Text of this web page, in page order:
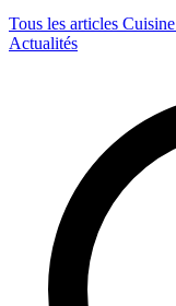
Tous les articles Cuisine
Actualités